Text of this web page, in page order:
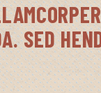
SED